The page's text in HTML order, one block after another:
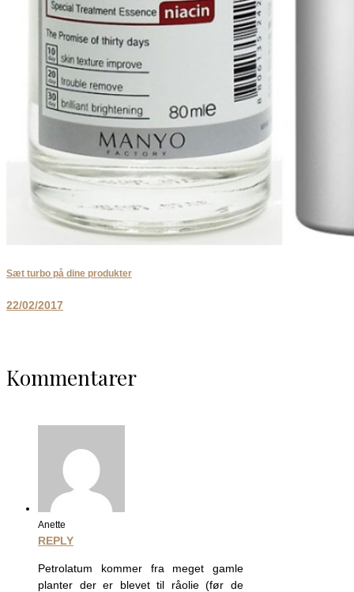
Sæt turbo på dine produkter
22/02/2017
Kommentarer
Anette
REPLY
Petrolatum kommer fra meget gamle
planter der er blevet til råolie (før de